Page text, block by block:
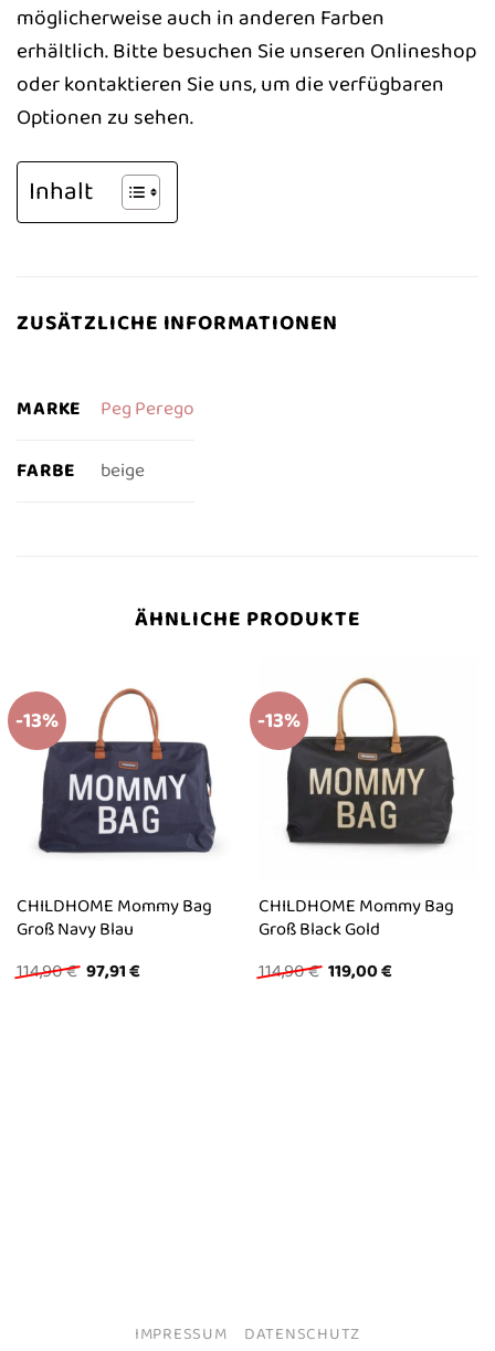
möglicherweise auch in anderen Farben
erhältlich. Bitte besuchen Sie unseren Onlineshop
oder kontaktieren Sie uns, um die verfügbaren
Optionen zu sehen.
Inhalt
ZUSÄTZLICHE INFORMATIONEN
MARKE Peg Perego
FARBE beige
ÄHNLICHE PRODUKTE
-13%
CHILDHOME Mommy Bag
Groß Navy Blau
114,90€ Ursprünglicher
Preis
97,91€Aktueller
-13%
CHILDHOME Mommy Bag
Groß Black Gold
114,90€ Ursprünglicher
Preis
119,00€Aktueller
IMPRESSUM DATENSCHUTZ